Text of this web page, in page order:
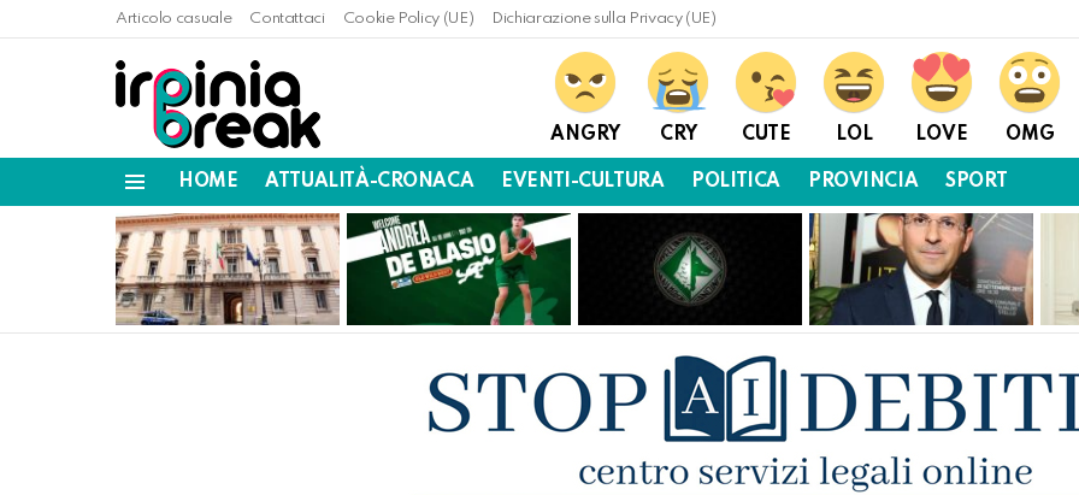
Articolo casuale Contattaci Cookie Policy (UE) Dichiarazione sulla Privacy (UE)
ANGRY CRY CUTE LOL LOVE OMG
HOME ATTUALITÀ-CRONACA EVENTI-CULTURA POLITICA PROVINCIA SPORT
LATEST
STORIES